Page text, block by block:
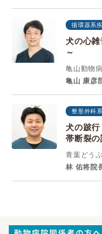
循環器系
犬の心
～
亀山動物
亀山 康彦
整形外科
犬の跛
帯断裂
青葉どう
林 佑将院